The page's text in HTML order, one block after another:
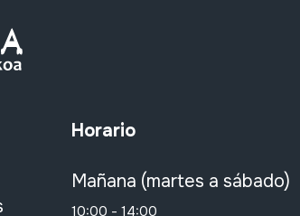
Horario
Mañana (martes a sábado)
10:00 - 14:00